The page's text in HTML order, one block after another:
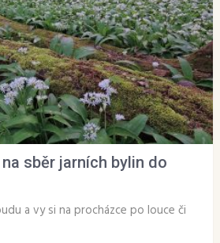
sběr jarních bylin do
a vy si na procházce po louce či